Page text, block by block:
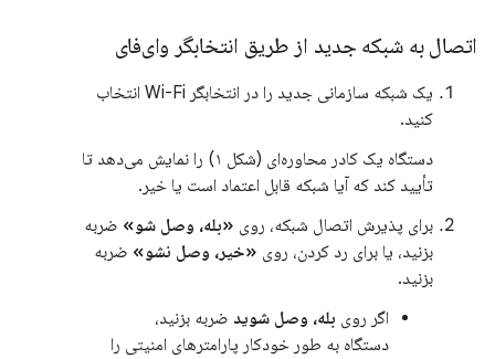
اتصال به شبکه جدید از طریق انتخابگر وای‌فای
یک شبکه سازمانی جدید را در انتخابگر Wi-Fi انتخاب
کنید.
دستگاه یک کادر محاوره‌ای (شکل ۱) را نمایش می‌دهد تا
تأیید کند که آیا شبکه قابل اعتماد است یا خیر.
برای پذیرش اتصال شبکه، روی «بله، وصل شو» ضربه
بزنید، یا برای رد کردن، روی «خیر، وصل نشو» ضربه
بزنید.
اگر روی بله، وصل شوید ضربه بزنید،
دستگاه به طور خودکار پارامترهای امنیتی را